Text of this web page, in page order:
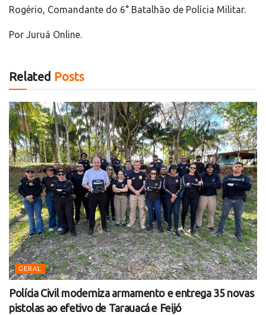
Rogério, Comandante do 6° Batalhão de Polícia Militar.
Por Juruá Online.
Related Posts
GERAL
Polícia Civil moderniza armamento e entrega 35 novas
pistolas ao efetivo de Tarauacá e Feijó